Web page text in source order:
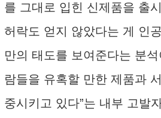
를 그대로 입힌 신제품을 출
허락도 얻지 않았다는 게 인
만의 태도를 보여준다는 분
람들을 유혹할 만한 제품과
중시키고 있다”는 내부 고발